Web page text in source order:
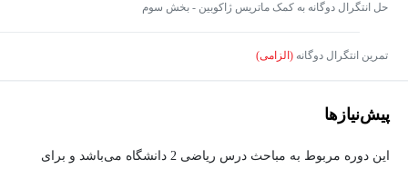
حل انتگرال دوگانه به کمک ماتریس ژاکوبین - بخش سوم
تمرین انتگرال دوگانه (الزامی)
پیش‌نیاز‌ها
این دوره مربوط به مباحث درس ریاضی 2 دانشگاه می‌باشد و برای